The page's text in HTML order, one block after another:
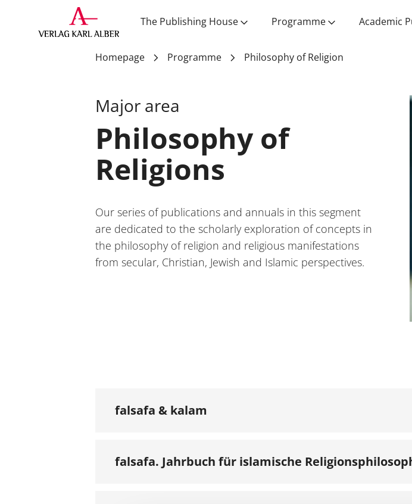
The Publishing House Programme Academic
Homepage Programme Philosophy of Religion
Philosophy of ReligionMajor area
Philosophy of
Religions
Our series of publications and annuals in this segment
are dedicated to the scholarly exploration of concepts in
the philosophy of religion and religious manifestations
from secular, Christian, Jewish and Islamic perspectives.
falsafa & kalam
falsafa. Jahrbuch für islamische